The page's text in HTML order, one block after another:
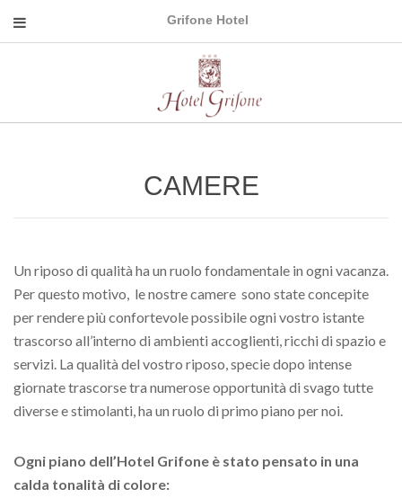
Grifone Hotel
CAMERE
Un riposo di qualità ha un ruolo fondamentale in ogni vacanza.
Per questo motivo, le nostre camere sono state concepite
per rendere più confortevole possibile ogni vostro istante
trascorso all’interno di ambienti accoglienti, ricchi di spazio e
servizi. La qualità del vostro riposo, specie dopo intense
giornate trascorse tra numerose opportunità di svago tutte
diverse e stimolanti, ha un ruolo di primo piano per noi.
Ogni piano dell’Hotel Grifone è stato pensato in una
calda tonalità di colore: